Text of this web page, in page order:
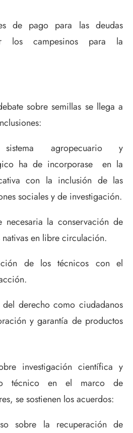
de pago para las deudas
los campesinos para la
sobre semillas se llega a
agropecuario y
ha de incorporase en la
con la inclusión de las
sociales y de investigación.
necesaria la conservación de
nativas en libre circulación.
de los técnicos con el
del derecho como ciudadanos
y garantía de productos
investigación científica y
técnico en el marco de
se sostienen los acuerdos:
sobre la recuperación de